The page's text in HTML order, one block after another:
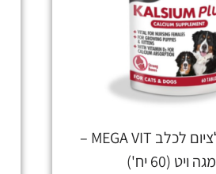
כדורי קלציום לכלב MEGA VIT –
מגה ויט (60 יח')